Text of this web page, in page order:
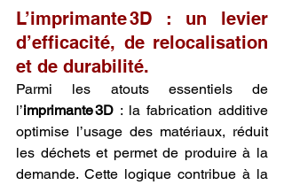
L’imprimante 3D : un levier
d’efficacité, de relocalisation
et de durabilité.
Parmi les atouts essentiels de
l’imprimante 3D : la fabrication additive
opti­mise l’usage des matériaux, réduit
les déchets et permet de produire à la
demande. Cette logique contribue à la